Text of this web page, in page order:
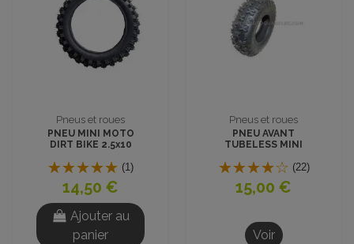
Pneus et roues
PNEU MINI MOTO
DIRT BIKE 2.5x10
(1)
14,50 €
Ajouter au
panier
Pneus et roues
PNEU AVANT
TUBELESS MINI
pouces 4.10-6(22)
15,00 €
Voir